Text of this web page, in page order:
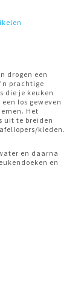
drogen een
prachtige
die je keuken
los geweven
Het
uit te breiden
kleden.
en daarna
en